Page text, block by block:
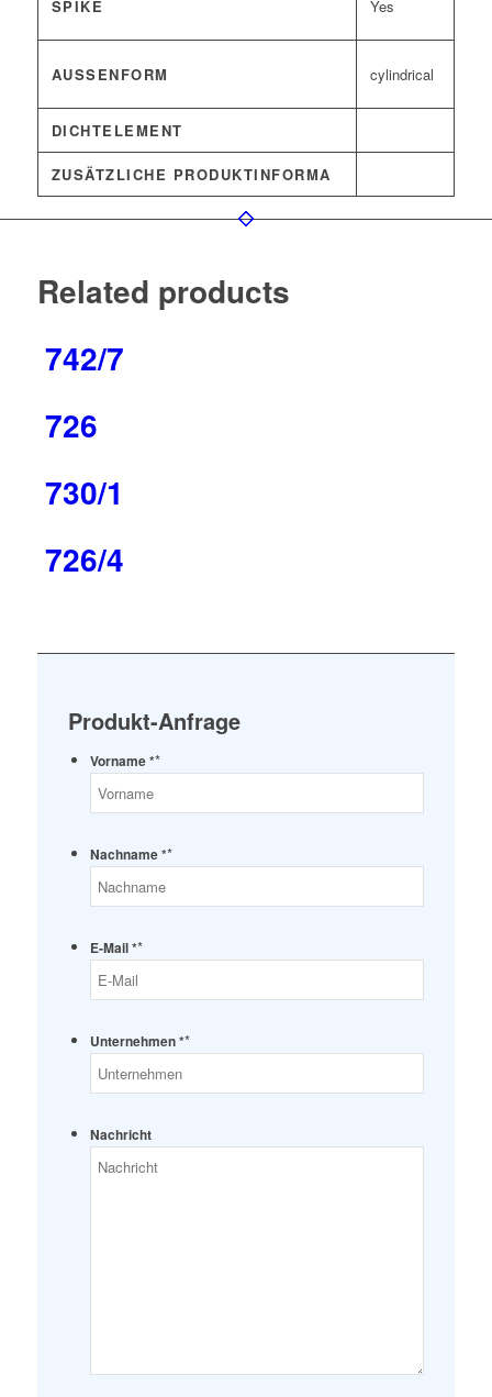
SPIKE Yes
AUSSENFORM cylindrical
DICHTELEMENT
ZUSÄTZLICHE PRODUKTINFORMA
Related products
742/7
726
730/1
726/4
Produkt-Anfrage
Vorname **
Nachname **
E-Mail **
Unternehmen **
Nachricht